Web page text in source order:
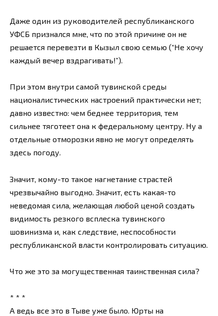
Даже один из руководителей республиканского
УФСБ признался мне, что по этой причине он не
решается перевезти в Кызыл свою семью (“Не хочу
каждый вечер вздрагивать!”).
При этом внутри самой тувинской среды
националистических настроений практически нет;
давно известно: чем беднее территория, тем
сильнее тяготеет она к федеральному центру. Ну а
отдельные отморозки явно не могут определять
здесь погоду.
Значит, кому-то такое нагнетание страстей
чрезвычайно выгодно. Значит, есть какая-то
неведомая сила, желающая любой ценой создать
видимость резкого всплеска тувинского
шовинизма и, как следствие, неспособности
республиканской власти контролировать ситуацию.
Что же это за могущественная таинственная сила?
* * *
А ведь все это в Тыве уже было. Юрты на